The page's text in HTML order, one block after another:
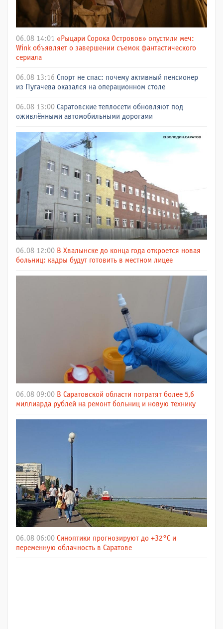
06.08 14:01 «Рыцари Сорока Островов» опустили меч:
Wink объявляет о завершении съемок фантастического
сериала
06.08 13:16 Спорт не спас: почему активный пенсионер
из Пугачева оказался на операционном столе
06.08 13:00 Саратовские теплосети обновляют под
оживлёнными автомобильными дорогами
06.08 12:00 В Хвалынске до конца года откроется новая
больниц: кадры будут готовить в местном лицее
06.08 09:00 В Саратовской области потратят более 5,6
миллиарда рублей на ремонт больниц и новую технику
06.08 06:00 Синоптики прогнозируют до +32°C и
переменную облачность в Саратове